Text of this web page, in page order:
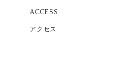
ACCESS
アクセス